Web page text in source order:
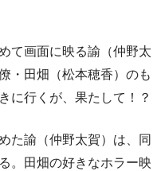
て画面に映る諭（仲野太
・田畑（松本穂香）のも
に行くが、果たして！？
た諭（仲野太賀）は、同
。田畑の好きなホラー映